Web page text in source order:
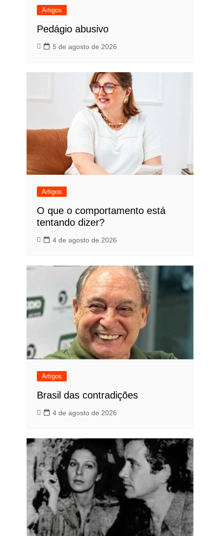
Artigos
Pedágio abusivo
5 de agosto de 2026
Artigos
O que o comportamento está
tentando dizer?
4 de agosto de 2026
Artigos
Brasil das contradições
4 de agosto de 2026